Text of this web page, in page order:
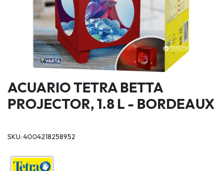
ACUARIO TETRA BETTA
PROJECTOR, 1.8 L - BORDEAUX
SKU: 4004218258952